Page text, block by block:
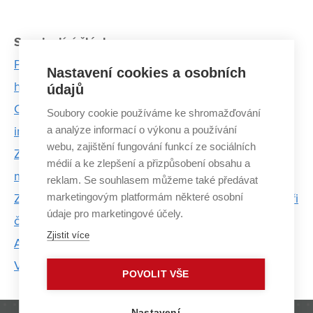
Související články:
Přes den nebe a země. Společně se setkávají pod
hladinou
Chci mít vše připravené na sto procent, říká car
inženýr Toyoty David Zubíček
Zařízení od Adwitechu umožňuje bezdrátové
měření i v těch nejnáročnějších podmínkách
Zdeněk Brázdil: Doporučuji zůstat v práci alespoň tři
čtyři roky a něco ve firmě dokázat
Absolvent FSI objevil zapomenutý kout Albánie.
Vozí sem mladé dobrodruhy i dobrovolníky
Nastavení cookies a osobních
údajů
Soubory cookie používáme ke shromažďování
a analýze informací o výkonu a používání
webu, zajištění fungování funkcí ze sociálních
médií a ke zlepšení a přizpůsobení obsahu a
reklam. Se souhlasem můžeme také předávat
marketingovým platformám některé osobní
údaje pro marketingové účely.
Zjistit více
POVOLIT VŠE